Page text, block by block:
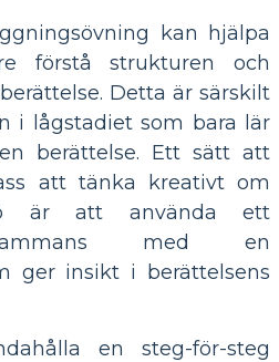
kan hjälpa
förstå strukturen och
Detta är särskilt
i lågstadiet som bara lär
berättelse. Ett sätt att
att tänka kreativt om
är att använda ett
med en
ger insikt i berättelsens
en steg-för-steg